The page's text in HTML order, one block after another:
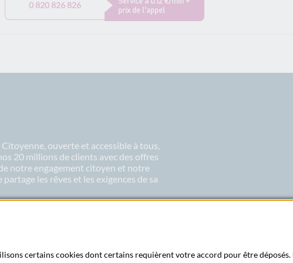
0 820 826 826
prix de l’appel
ouverte et accessible à tous,
20 millions de clients avec des offres
notre engagement citoyen et notre
les rêves et les exigences de sa
certains cookies dont certains requièrent votre accord pour être déposés.